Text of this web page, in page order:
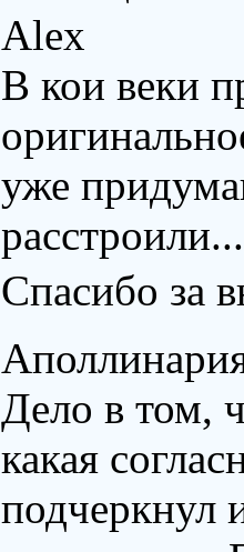
Alex
В кои веки
уже
Спасибо за
Дело в том,
какая
подчеркнул